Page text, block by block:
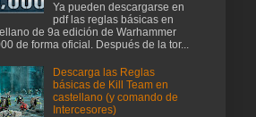
Ya pueden descargarse en
pdf las reglas básicas en
de 9a edición de Warhammer
de forma oficial. Después de la tor...
Descarga las Reglas
básicas de Kill Team en
castellano (y comando de
Intercesores)